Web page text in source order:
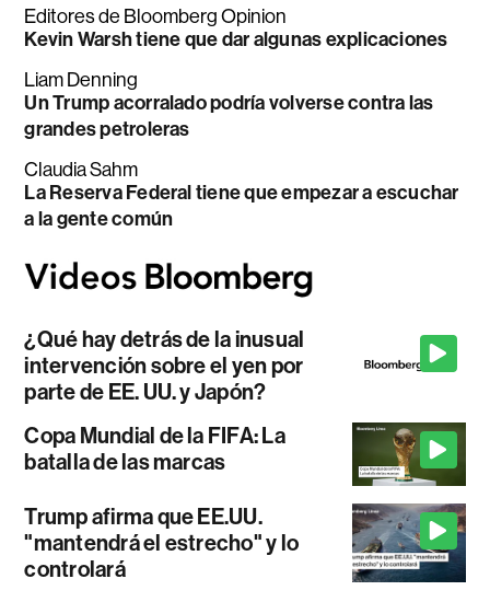
Editores de Bloomberg Opinion
Kevin Warsh tiene que dar algunas explicaciones
Liam Denning
Un Trump acorralado podría volverse contra las
grandes petroleras
Claudia Sahm
La Reserva Federal tiene que empezar a escuchar
a la gente común
¿Qué hay detrás de la inusual
intervención sobre el yen por
parte de EE. UU. y Japón?
Copa Mundial de la FIFA: La
batalla de las marcas
Trump afirma que EE.UU.
"mantendrá el estrecho" y lo
controlará